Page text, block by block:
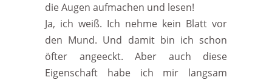
die Augen aufmachen und lesen!
Ja, ich weiß. Ich nehme kein Blatt vor
den Mund. Und damit bin ich schon
öfter angeeckt. Aber auch diese
Eigenschaft habe ich mir langsam